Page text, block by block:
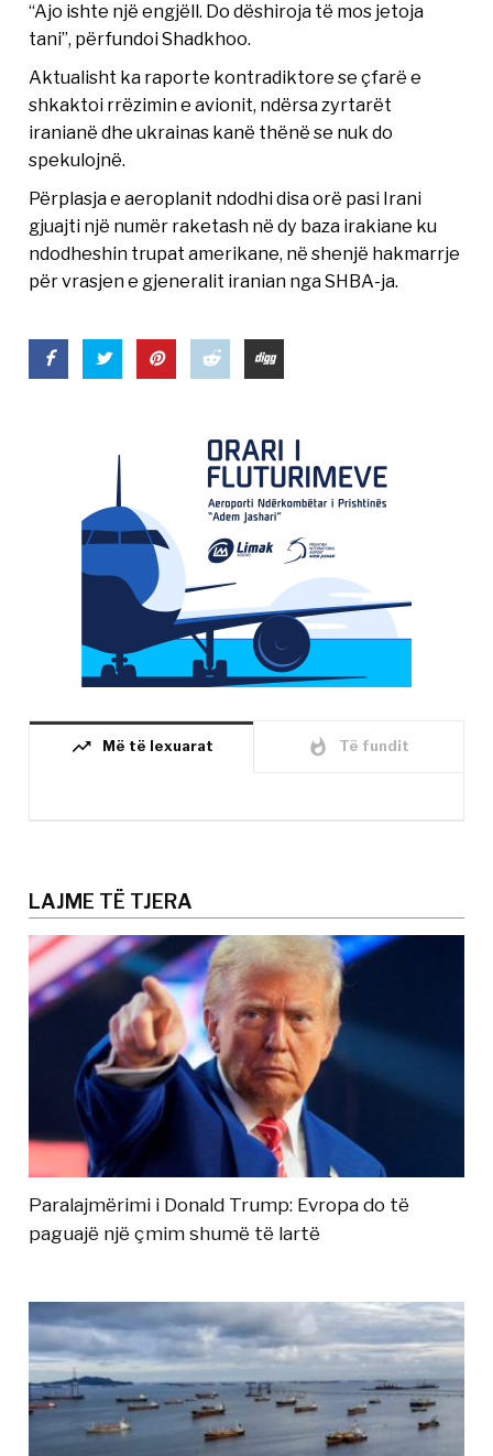
“Ajo ishte një engjëll. Do dëshiroja të mos jetoja
tani”, përfundoi Shadkhoo.
Aktualisht ka raporte kontradiktore se çfarë e
shkaktoi rrëzimin e avionit, ndërsa zyrtarët
iranianë dhe ukrainas kanë thënë se nuk do
spekulojnë.
Përplasja e aeroplanit ndodhi disa orë pasi Irani
gjuajti një numër raketash në dy baza irakiane ku
ndodheshin trupat amerikane, në shenjë hakmarrje
për vrasjen e gjeneralit iranian nga SHBA-ja.
trending_up Më të lexuarat whatshot Të fundit
LAJME TË TJERA
Paralajmërimi i Donald Trump: Evropa do të
paguajë një çmim shumë të lartë